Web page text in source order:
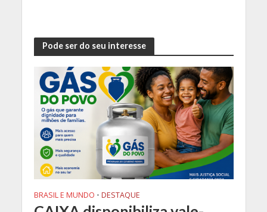
Pode ser do seu interesse
BRASIL E MUNDO • DESTAQUE